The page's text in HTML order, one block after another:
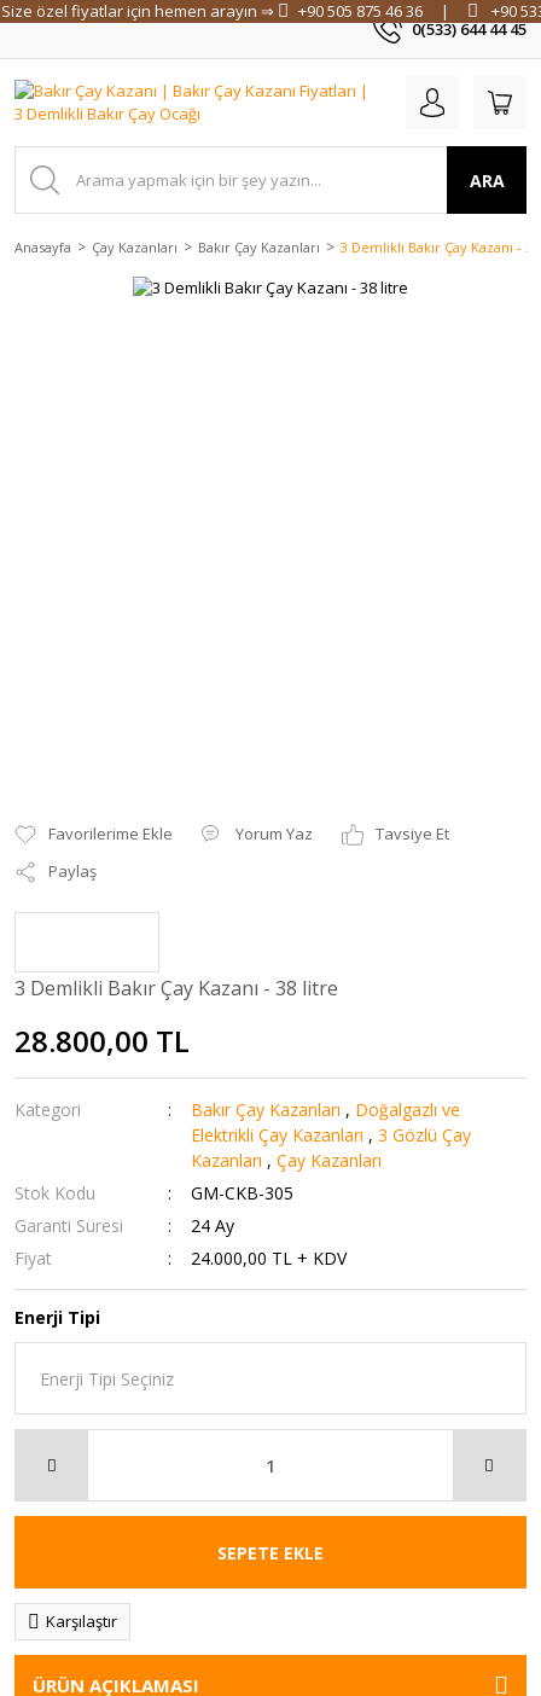
0(533) 644 44 45
ARA
Anasayfa Çay Kazanları Bakır Çay Kazanları 3 Demlikli Bakır Çay Kazanı -
Yorum Yaz
Tavsiye Et
Paylaş
3 Demlikli Bakır Çay Kazanı - 38 litre
28.800,00 TL
Kategori Bakır Çay Kazanları , Doğalgazlı ve
Elektrikli Çay Kazanları ,3 Gözlü Çay
Kazanları ,Çay Kazanları
Stok Kodu
GM-CKB-305
Garanti Süresi
24 Ay
Fiyat
24.000,00 TL + KDV
Enerji Tipi
SEPETE EKLE
Karşılaştır
ÜRÜN AÇIKLAMASI
Size özel fiyatlar için hemen arayın ⇒ +90 505 875 46 36 | +90